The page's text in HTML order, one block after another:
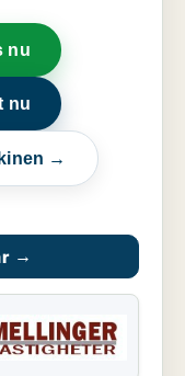
nu
nu
→
→